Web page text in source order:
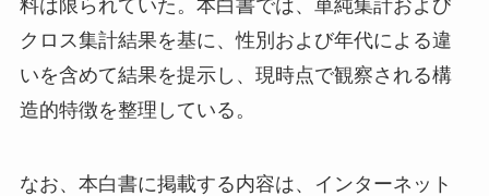
料は限られていた。本白書では、単純集計および
クロス集計結果を基に、性別および年代による違
いを含めて結果を提示し、現時点で観察される構
造的特徴を整理している。
なお、本白書に掲載する内容は、インターネット